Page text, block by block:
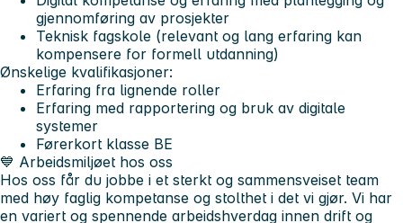
gjennomføring av prosjekter
Teknisk fagskole (relevant og lang erfaring kan
kompensere for formell utdanning)
Ønskelige kvalifikasjoner:
Erfaring fra lignende roller
Erfaring med rapportering og bruk av digitale
systemer
Førerkort klasse BE
💙 Arbeidsmiljøet hos oss
Hos oss får du jobbe i et sterkt og sammensveiset team
med høy faglig kompetanse og stolthet i det vi gjør. Vi har
en variert og spennende arbeidshverdag innen drift og